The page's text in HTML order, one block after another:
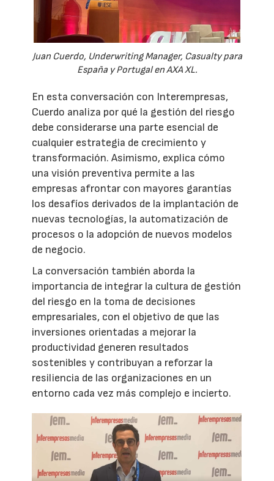
Juan Cuerdo, Underwriting Manager, Casualty para
España y Portugal en AXA XL.
En esta conversación con Interempresas,
Cuerdo analiza por qué la gestión del riesgo
debe considerarse una parte esencial de
cualquier estrategia de crecimiento y
transformación. Asimismo, explica cómo
una visión preventiva permite a las
empresas afrontar con mayores garantías
los desafíos derivados de la implantación de
nuevas tecnologías, la automatización de
procesos o la adopción de nuevos modelos
de negocio.
La conversación también aborda la
importancia de integrar la cultura de gestión
del riesgo en la toma de decisiones
empresariales, con el objetivo de que las
inversiones orientadas a mejorar la
productividad generen resultados
sostenibles y contribuyan a reforzar la
resiliencia de las organizaciones en un
entorno cada vez más complejo e incierto.